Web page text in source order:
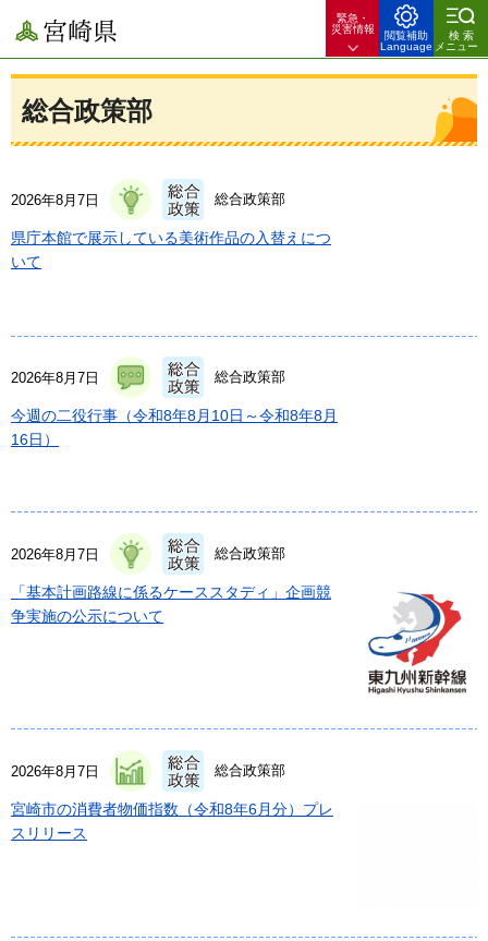
宮崎県
緊急・
災害情報
閲覧補助
Language
検索
メニュー
総合政策部
2026年8月7日 総合政策部
県庁本館で展示している美術作品の入替えにつ
いて
2026年8月7日 総合政策部
今週の二役行事（令和8年8月10日～令和8年8月
16日）
2026年8月7日 総合政策部
「基本計画路線に係るケーススタディ」企画競
争実施の公示について
2026年8月7日 総合政策部
宮崎市の消費者物価指数（令和8年6月分）プレ
スリリース